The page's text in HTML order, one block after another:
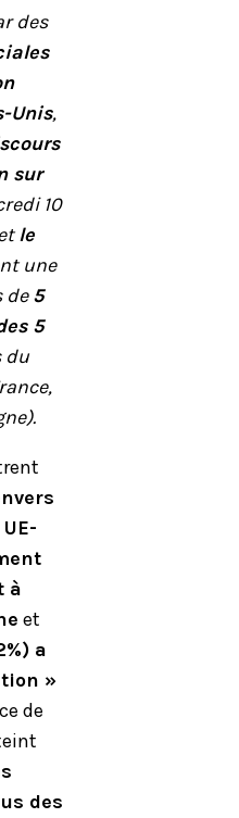
des
Unis,
sur
10
le
une
de5
5
du
à
et
a
»
de
des